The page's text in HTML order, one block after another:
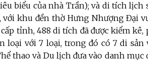
biểu của nhà Trần); và di tích lịch
với khu đền thờ Hưng Nhượng Đại
tỉnh, 488 di tích đã được kiểm
loại với 7 loại, trong đó có 7 di
thao và Du lịch đưa vào danh